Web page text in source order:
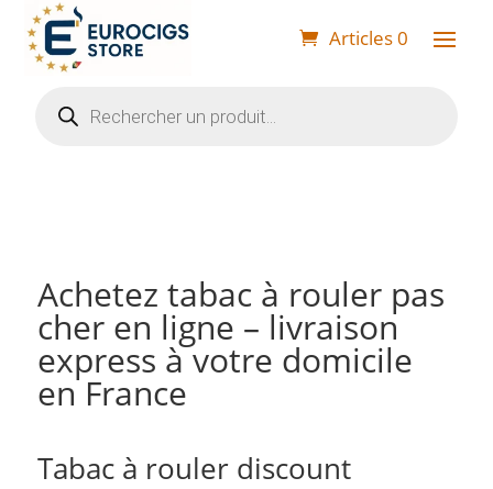
Articles 0
produits
Achetez tabac à rouler pas
cher en ligne – livraison
express à votre domicile
en France
Tabac à rouler discount